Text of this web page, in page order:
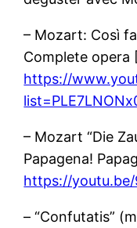
– Mozart: Così
Complete opera
https://
– Mozart “Die
Papagena!
https://youtu.be/
– “Confutatis”